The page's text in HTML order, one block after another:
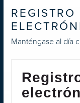
REGISTRO
Manténgase al día